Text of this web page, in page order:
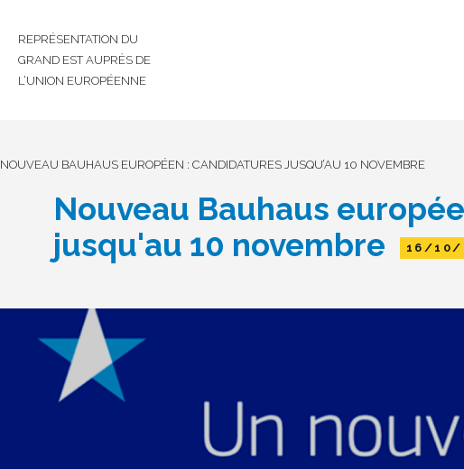
REPRÉSENTATION DU
GRAND EST AUPRÈS DE
L’UNION EUROPÉENNE
NOUVEAU BAUHAUS EUROPÉEN : CANDIDATURES JUSQU’AU 10 NOVEMBRE
Nouveau Bauhaus
jusqu'au 10 novembre
16/10/